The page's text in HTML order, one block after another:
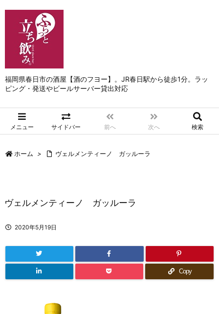
福岡県春日市の酒屋【酒のフヨー】。JR春日駅から徒歩1分。ラッ
ピング・発送やビールサーバー貸出対応
メニュー サイドバー 前へ 次へ 検索
ホーム > ヴェルメンティーノ ガッルーラ
ヴェルメンティーノ ガッルーラ
2020年5月19日
Copy